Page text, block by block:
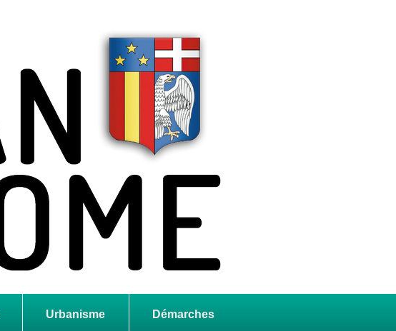
Urbanisme Démarches